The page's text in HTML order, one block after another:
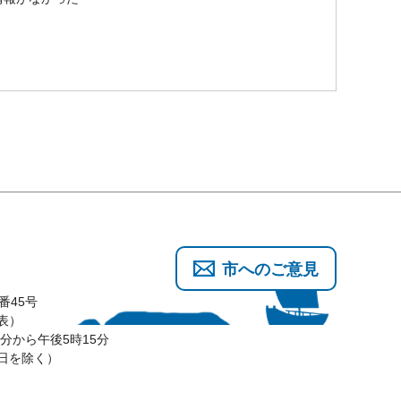
45号
から午後5時15分
を除く）
市へのご意見